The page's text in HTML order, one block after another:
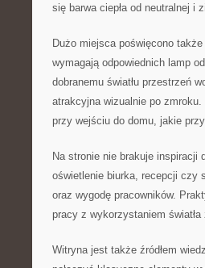
się barwa ciepła od neutralnej i
Dużo miejsca poświęcono
wymagają odpowiednich lamp
dobranemu światłu przestrzeń
atrakcyjna wizualnie po
przy wejściu do domu, jakie
Na stronie nie brakuje inspiracji
oświetlenie biurka, recepcji czy
oraz wygodę pracowników.
pracy z wykorzystaniem
Witryna jest także źródłem